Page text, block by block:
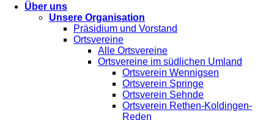
Über uns
Unsere Organisation
Präsidium und Vorstand
Ortsvereine
Alle Ortsvereine
Ortsvereine im südlichen Umland
Ortsverein Wennigsen
Ortsverein Springe
Ortsverein Sehnde
Ortsverein Rethen-Koldingen-
Reden